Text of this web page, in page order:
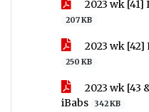
2023 wk
207 KB
2023 wk
250 KB
2023 wk [43
iBabs
342 KB